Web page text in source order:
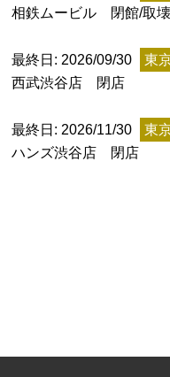
記事ランキング
日本銀行 鳥居
釧路市立柏木
Final Access
相鉄ムービル 閉館/取壊
最終日: 2026/09/30
東
西武渋谷店 閉店
最終日: 2026/11/30
東
ハンズ渋谷店 閉店